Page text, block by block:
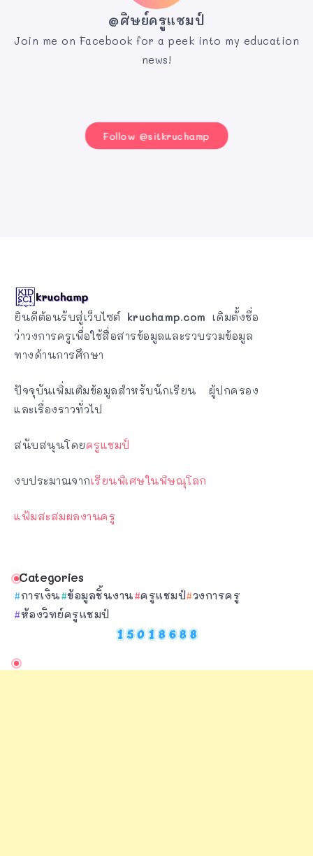
@ศิษย์ครูแชมป์
Join me on Facebook for a peek into my education
news!
Follow @sitkruchamp
ยินดีต้อนรับสู่เว็บไซต์ kruchamp.com เดิมตั้งชื่อ
ว่าวงการครูเพื่อใช้สื่อสารข้อมูลและรวบรวมข้อมูล
ทางด้านการศึกษา
ปัจจุบันเพิ่มเติมข้อมูลสำหรับนักเรียน ผู้ปกครอง
และเรื่องราวทั่วไป
สนับสนุนโดยครูแชมป์
งบประมาณจากเรียนพิเศษในพิษณุโลก
แฟ้มสะสมผลงานครู
Categories
การเงิน ข้อมูลชิ้นงาน ครูแชมป์ วงการครู
ห้องวิทย์ครูแชมป์